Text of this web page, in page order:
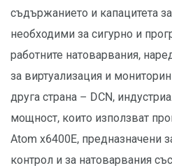
съдържанието и капацитета
необходими за сигурно и
работните натоварвания,
за виртуализация и
друга страна – DCN,
мощност, които използват
Atom x6400E, предназначени
контрол и за натоварвания